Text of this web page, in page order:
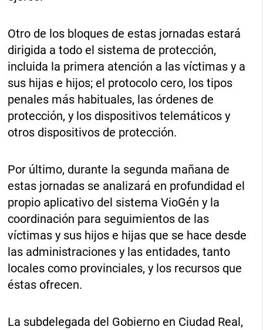
Otro de los bloques de estas jornadas estará
dirigida a todo el sistema de protección,
incluida la primera atención a las víctimas y a
sus hijas e hijos; el protocolo cero, los tipos
penales más habituales, las órdenes de
protección, y los dispositivos telemáticos y
otros dispositivos de protección.
Por último, durante la segunda mañana de
estas jornadas se analizará en profundidad el
propio aplicativo del sistema VioGén y la
coordinación para seguimientos de las
víctimas y sus hijos e hijas que se hace desde
las administraciones y las entidades, tanto
locales como provinciales, y los recursos que
éstas ofrecen.
La subdelegada del Gobierno en Ciudad Real,